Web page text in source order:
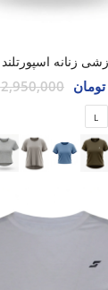
2,950,000 تومان
L